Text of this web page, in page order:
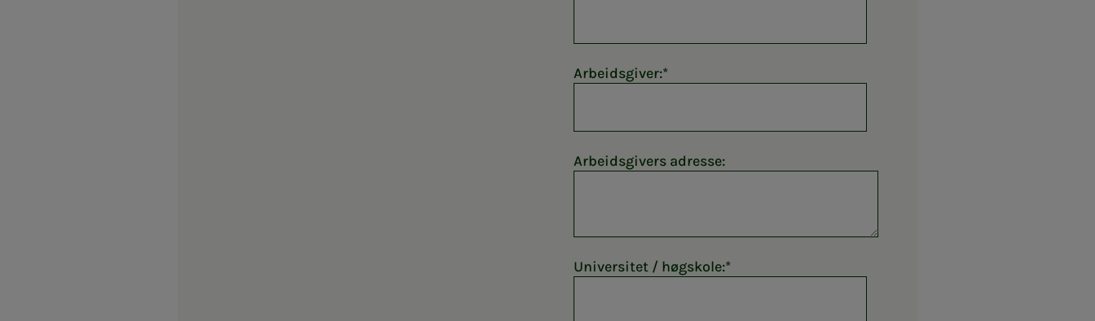
Arbeidsgiver:
Arbeidsgivers adresse:
Universitet / høgskole: